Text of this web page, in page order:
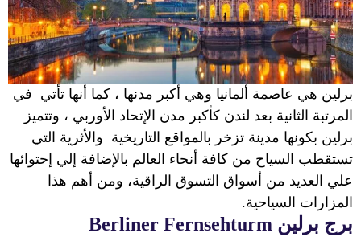
برلين هي عاصمة ألمانيا وهي أكبر مدنها ، كما أنها تأتي في
المرتبة الثانية بعد لندن كأكبر مدن الإتحاد الأوربي ، وتتميز
برلين بكونها مدينة تزخر بالمواقع التاريخية والأثرية التي
تستقطب السياح من كافة أنحاء العالم بالإضافة إلي إحتوائها
علي العديد من أسواق التسوق الراقية، ومن أهم هذا
المزارات السياحية.
برج برلين Berliner Fernsehturm